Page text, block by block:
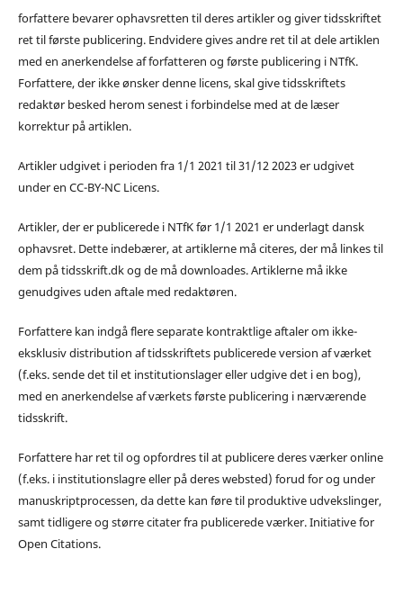
forfattere bevarer ophavsretten til deres artikler og giver tidsskriftet
ret til første publicering. Endvidere gives andre ret til at dele artiklen
med en anerkendelse af forfatteren og første publicering i NTfK.
Forfattere, der ikke ønsker denne licens, skal give tidsskriftets
redaktør besked herom senest i forbindelse med at de læser
korrektur på artiklen.
Artikler udgivet i perioden fra 1/1 2021 til 31/12 2023 er udgivet
under en CC-BY-NC Licens.
Artikler, der er publicerede i NTfK før 1/1 2021 er underlagt dansk
ophavsret. Dette indebærer, at artiklerne må citeres, der må linkes til
dem på tidsskrift.dk og de må downloades. Artiklerne må ikke
genudgives uden aftale med redaktøren.
Forfattere kan indgå flere separate kontraktlige aftaler om ikke-
eksklusiv distribution af tidsskriftets publicerede version af værket
(f.eks. sende det til et institutionslager eller udgive det i en bog),
med en anerkendelse af værkets første publicering i nærværende
tidsskrift.
Forfattere har ret til og opfordres til at publicere deres værker online
(f.eks. i institutionslagre eller på deres websted) forud for og under
manuskriptprocessen, da dette kan føre til produktive udvekslinger,
samt tidligere og større citater fra publicerede værker. Initiative for
Open Citations.